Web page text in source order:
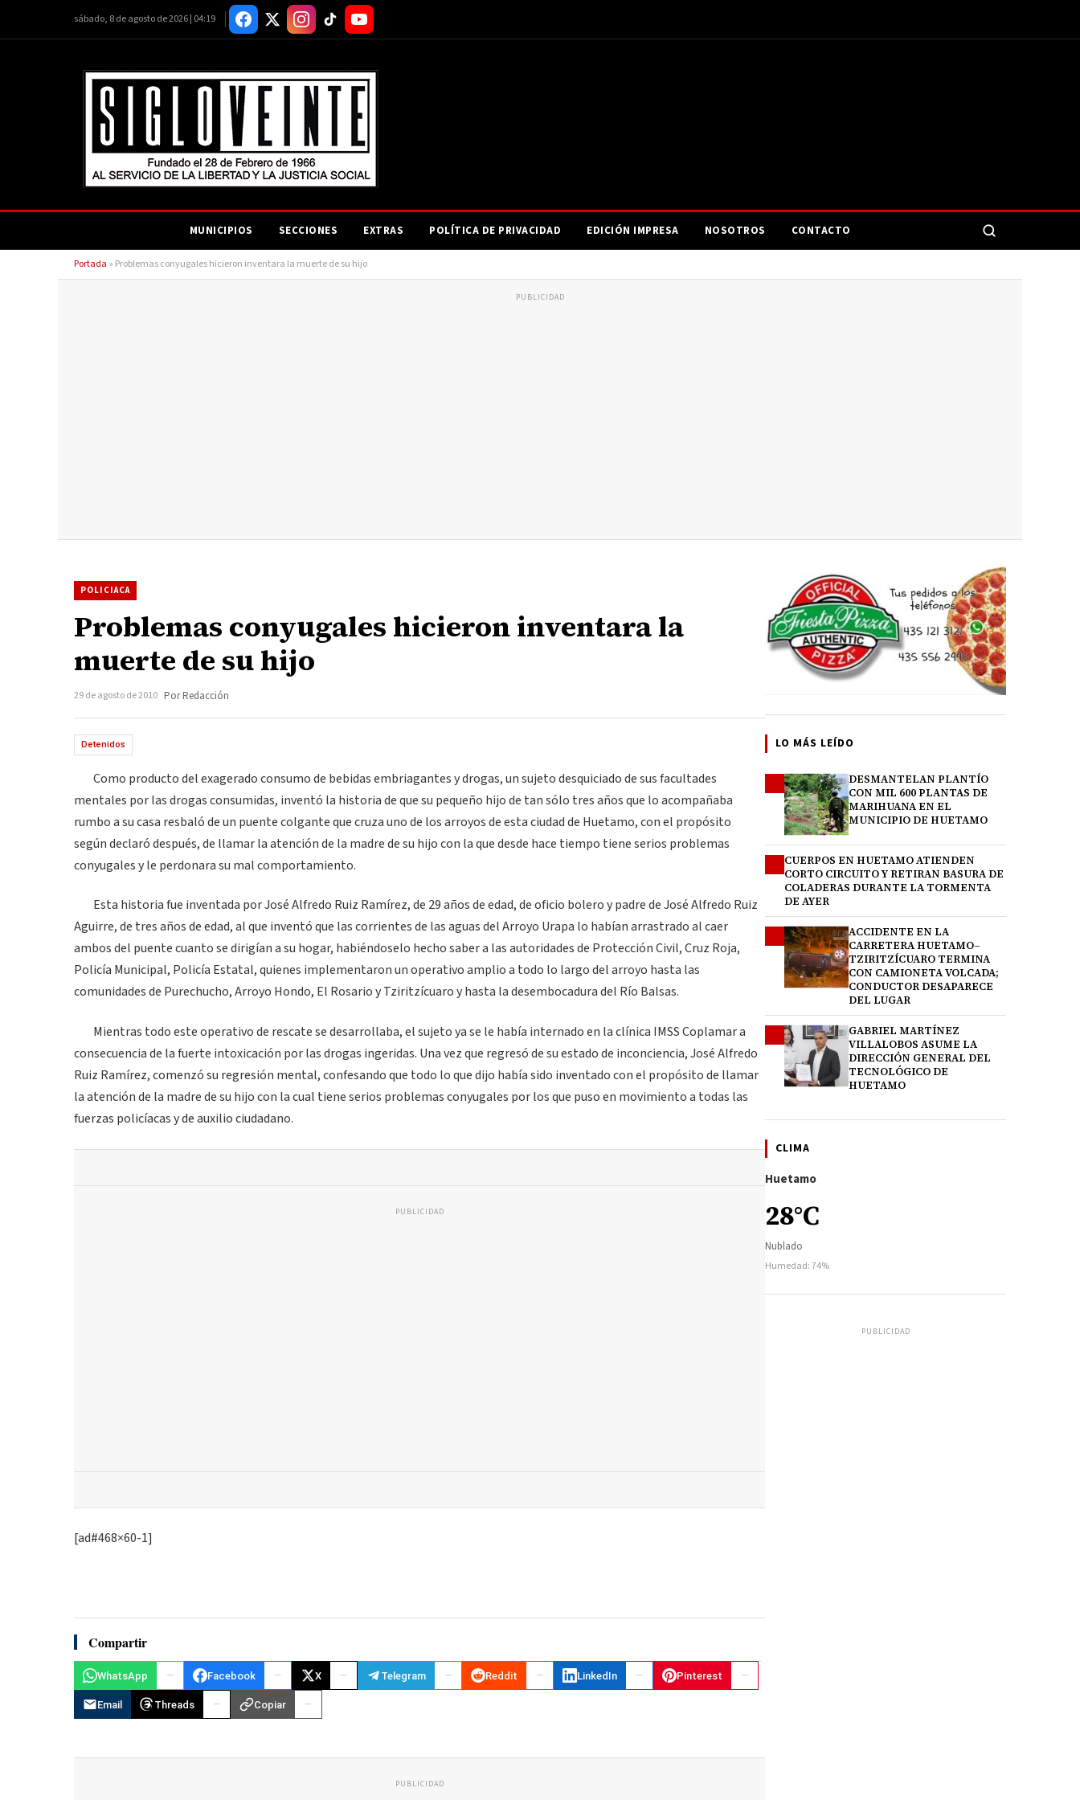
sábado, 8 de agosto de 2026 | 04:19
MUNICIPIOS SECCIONES EXTRAS POLÍTICA DE PRIVACIDAD EDICIÓN IMPRESA NOSOTROS CONTACTO
Portada » Problemas conyugales hicieron inventara la muerte de su hijo
PUBLICIDAD
POLICIACA
Problemas conyugales hicieron inventara la
muerte de su hijo
29 de agosto de 2010 Por Redacción
Detenidos
Como producto del exagerado consumo de bebidas embriagantes y drogas, un sujeto desquiciado de sus facultades
mentales por las drogas consumidas, inventó la historia de que su pequeño hijo de tan sólo tres años que lo acompañaba
rumbo a su casa resbaló de un puente colgante que cruza uno de los arroyos de esta ciudad de Huetamo, con el propósito
según declaró después, de llamar la atención de la madre de su hijo con la que desde hace tiempo tiene serios problemas
conyugales y le perdonara su mal comportamiento.
Esta historia fue inventada por José Alfredo Ruiz Ramírez, de 29 años de edad, de oficio bolero y padre de José Alfredo Ruiz
Aguirre, de tres años de edad, al que inventó que las corrientes de las aguas del Arroyo Urapa lo habían arrastrado al caer
ambos del puente cuanto se dirigían a su hogar, habiéndoselo hecho saber a las autoridades de Protección Civil, Cruz Roja,
Policía Municipal, Policía Estatal, quienes implementaron un operativo amplio a todo lo largo del arroyo hasta las
comunidades de Purechucho, Arroyo Hondo, El Rosario y Tziritzícuaro y hasta la desembocadura del Río Balsas.
Mientras todo este operativo de rescate se desarrollaba, el sujeto ya se le había internado en la clínica IMSS Coplamar a
consecuencia de la fuerte intoxicación por las drogas ingeridas. Una vez que regresó de su estado de inconciencia, José Alfredo
Ruiz Ramírez, comenzó su regresión mental, confesando que todo lo que dijo había sido inventado con el propósito de llamar
la atención de la madre de su hijo con la cual tiene serios problemas conyugales por los que puso en movimiento a todas las
fuerzas policíacas y de auxilio ciudadano.
PUBLICIDAD
[ad#468×60-1]
Compartir
WhatsApp Facebook X Telegram Reddit LinkedIn Pinterest
Email Threads Copiar
PUBLICIDAD
LO MÁS LEÍDO
DESMANTELAN PLANTÍO
CON MIL 600 PLANTAS DE
MARIHUANA EN EL
MUNICIPIO DE HUETAMO
CUERPOS EN HUETAMO ATIENDEN
CORTO CIRCUITO Y RETIRAN BASURA DE
COLADERAS DURANTE LA TORMENTA
DE AYER
ACCIDENTE EN LA
CARRETERA HUETAMO–
TZIRITZÍCUARO TERMINA
CON CAMIONETA VOLCADA;
CONDUCTOR DESAPARECE
DEL LUGAR
GABRIEL MARTÍNEZ
VILLALOBOS ASUME LA
DIRECCIÓN GENERAL DEL
TECNOLÓGICO DE
HUETAMO
CLIMA
Huetamo
28°C
Nublado
Humedad: 74%
PUBLICIDAD